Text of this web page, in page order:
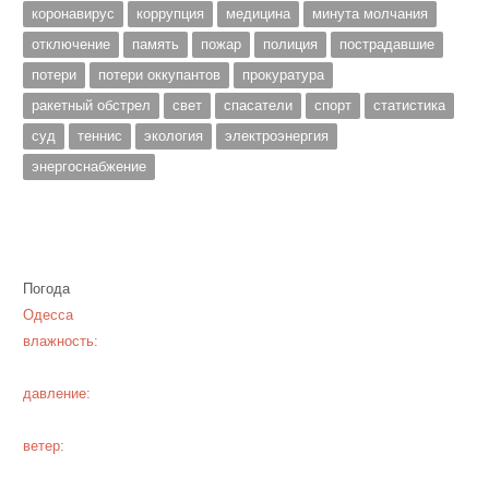
коронавирус
коррупция медицина
минута молчания
отключение
память пожар полиция
пострадавшие
потери
потери оккупантов
прокуратура
ракетный обстрел
свет спасатели спорт
статистика
суд
теннис экология
электроэнергия
энергоснабжение
Погода
Одесса
влажность:
давление:
ветер: